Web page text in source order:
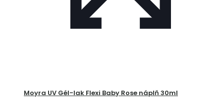
Moyra UV Gél-lak Flexi Baby Rose náplň 30ml